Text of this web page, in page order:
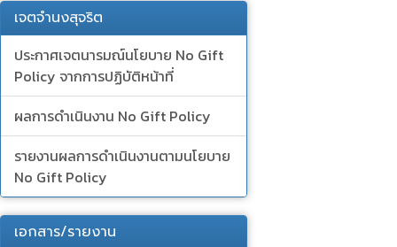
เจตจำนงสุจริต
ประกาศเจตนารมณ์นโยบาย No Gift
Policy จากการปฏิบัติหน้าที่
ผลการดำเนินงาน No Gift Policy
รายงานผลการดำเนินงานตามนโยบาย
No Gift Policy
เอกสาร/รายงาน